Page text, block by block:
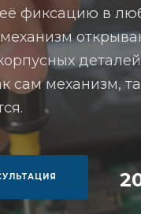
фиксацию в
сам механизм,